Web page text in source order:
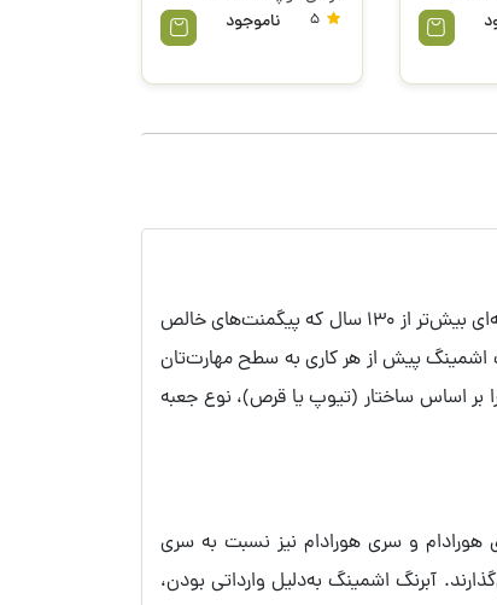
اشمینگ
5 ناموجود
آبرنگ اشمینگ (Schmincke) در دنیای نقاشی، چیزی شبیه به «مرسدس بنز» در خودروسازی است؛ یک شاهکار اصیلِ آلمانی با سابقه‌ای بیش‌تر از 130 سال که پیگمنت‌های خالص
اشمینگ پیش از هر کاری به سطح مهارت‌تان
بر اساس ساختار (تیوپ یا قرص)، نوع جعبه
و سری هورادام نیز نسبت به سری
آبرنگ اشمینگ به‌دلیل وارداتی بودن،